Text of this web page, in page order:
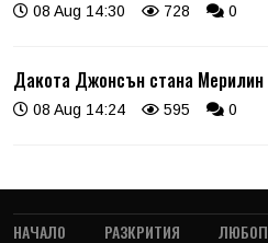
08 Aug 14:30 728 0
Дакота Джонсън стана
08 Aug 14:24 595 0
НАЧАЛО РАЗКРИТИЯ